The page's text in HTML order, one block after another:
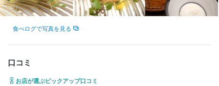
食べログで写真を見る
口コミ
お店が選ぶピックアップ口コミ
店名
勤務地